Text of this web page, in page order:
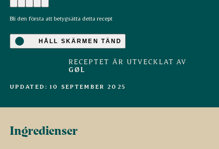
Bli den första att betygsätta detta recept
HÅLL SKÄRMEN TÄND
RECEPTET ÄR UTVECKLAT AV
GØL
UPDATED: 10 SEPTEMBER 2025
Ingredienser